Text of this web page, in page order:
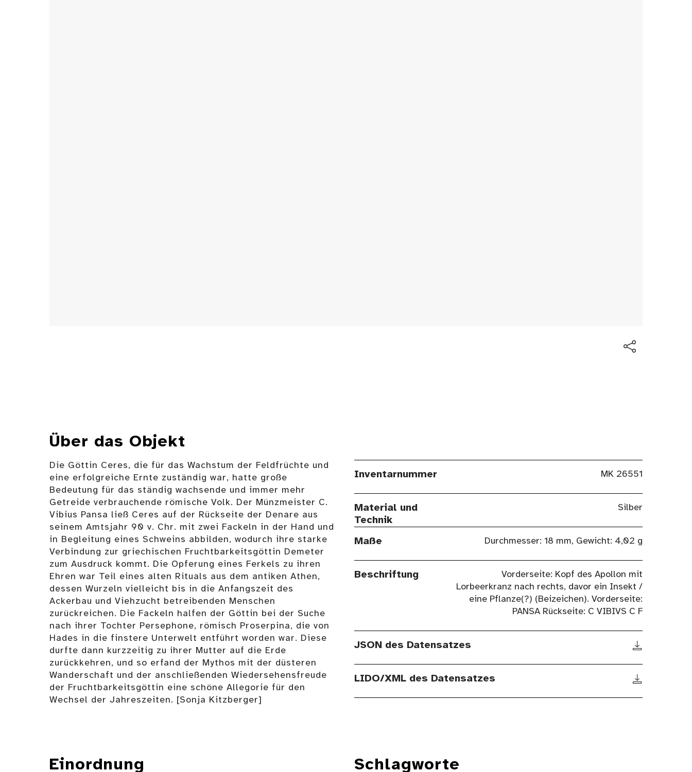
Über das Objekt
Die Göttin Ceres, die für das Wachstum der Feldfrüchte und
eine erfolgreiche Ernte zuständig war, hatte große
Bedeutung für das ständig wachsende und immer mehr
Getreide verbrauchende römische Volk. Der Münzmeister C.
Vibius Pansa ließ Ceres auf der Rückseite der Denare aus
seinem Amtsjahr 90 v. Chr. mit zwei Fackeln in der Hand und
in Begleitung eines Schweins abbilden, wodurch ihre starke
Verbindung zur griechischen Fruchtbarkeitsgöttin Demeter
zum Ausdruck kommt. Die Opferung eines Ferkels zu ihren
Ehren war Teil eines alten Rituals aus dem antiken Athen,
dessen Wurzeln vielleicht bis in die Anfangszeit des
Ackerbau und Viehzucht betreibenden Menschen
zurückreichen. Die Fackeln halfen der Göttin bei der Suche
nach ihrer Tochter Persephone, römisch Proserpina, die von
Hades in die finstere Unterwelt entführt worden war. Diese
durfte dann kurzzeitig zu ihrer Mutter auf die Erde
zurückkehren, und so erfand der Mythos mit der düsteren
Wanderschaft und der anschließenden Wiedersehensfreude
der Fruchtbarkeitsgöttin eine schöne Allegorie für den
Wechsel der Jahreszeiten. [Sonja Kitzberger]
Inventarnummer MK 26551
Material und
Technik
Silber
Maße Durchmesser: 18 mm, Gewicht: 4,02 g
Beschriftung
Vorderseite: Kopf des Apollon mit
Lorbeerkranz nach rechts, davor ein Insekt /
eine Pflanze(?) (Beizeichen). Vorderseite:
PANSA Rückseite: C VIBIVS C F
JSON des Datensatzes
LIDO/XML des Datensatzes
Einordnung Schlagworte